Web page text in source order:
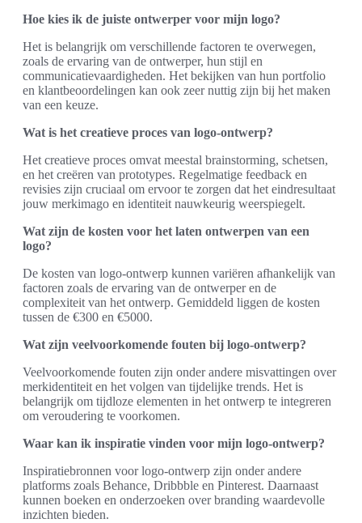
Hoe kies ik de juiste ontwerper voor mijn logo?
Het is belangrijk om verschillende factoren te overwegen,
zoals de ervaring van de ontwerper, hun stijl en
communicatievaardigheden. Het bekijken van hun portfolio
en klantbeoordelingen kan ook zeer nuttig zijn bij het maken
van een keuze.
Wat is het creatieve proces van logo-ontwerp?
Het creatieve proces omvat meestal brainstorming, schetsen,
en het creëren van prototypes. Regelmatige feedback en
revisies zijn cruciaal om ervoor te zorgen dat het eindresultaat
jouw merkimago en identiteit nauwkeurig weerspiegelt.
Wat zijn de kosten voor het laten ontwerpen van een
logo?
De kosten van logo-ontwerp kunnen variëren afhankelijk van
factoren zoals de ervaring van de ontwerper en de
complexiteit van het ontwerp. Gemiddeld liggen de kosten
tussen de €300 en €5000.
Wat zijn veelvoorkomende fouten bij logo-ontwerp?
Veelvoorkomende fouten zijn onder andere misvattingen over
merkidentiteit en het volgen van tijdelijke trends. Het is
belangrijk om tijdloze elementen in het ontwerp te integreren
om veroudering te voorkomen.
Waar kan ik inspiratie vinden voor mijn logo-ontwerp?
Inspiratiebronnen voor logo-ontwerp zijn onder andere
platforms zoals Behance, Dribbble en Pinterest. Daarnaast
kunnen boeken en onderzoeken over branding waardevolle
inzichten bieden.